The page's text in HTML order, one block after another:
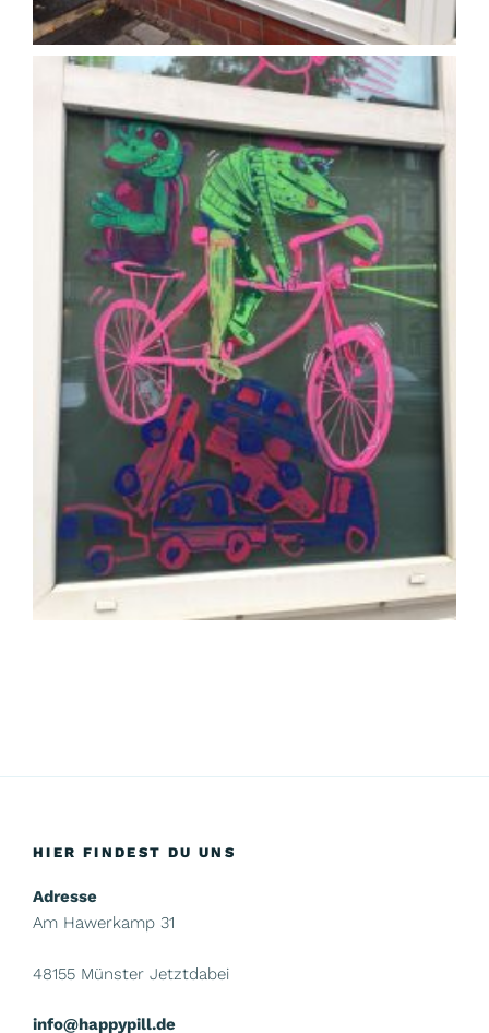
HIER FINDEST DU UNS
Adresse
Am Hawerkamp 31
48155 Münster Jetztdabei
info@happypill.de